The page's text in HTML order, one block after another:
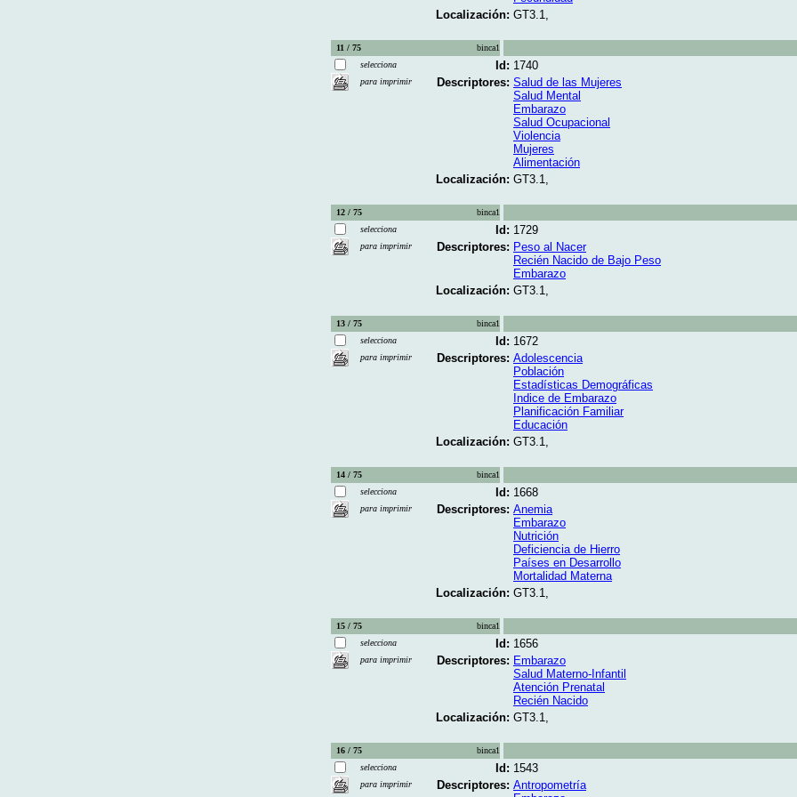
Localización: GT3.1,
11 / 75
binca1
selecciona
para imprimir
Id: 1740
Descriptores: Salud de las Mujeres
Salud Mental
Embarazo
Salud Ocupacional
Violencia
Mujeres
Alimentación
Localización: GT3.1,
12 / 75
binca1
selecciona
para imprimir
Id: 1729
Descriptores: Peso al Nacer
Recién Nacido de Bajo Peso
Embarazo
Localización: GT3.1,
13 / 75
binca1
selecciona
para imprimir
Id: 1672
Descriptores: Adolescencia
Población
Estadísticas Demográficas
Indice de Embarazo
Planificación Familiar
Educación
Localización: GT3.1,
14 / 75
binca1
selecciona
para imprimir
Id: 1668
Descriptores: Anemia
Embarazo
Nutrición
Deficiencia de Hierro
Países en Desarrollo
Mortalidad Materna
Localización: GT3.1,
15 / 75
binca1
selecciona
para imprimir
Id: 1656
Descriptores: Embarazo
Salud Materno-Infantil
Atención Prenatal
Recién Nacido
Localización: GT3.1,
16 / 75
binca1
selecciona
para imprimir
Id: 1543
Descriptores: Antropometría